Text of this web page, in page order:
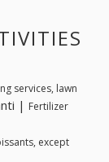
services, lawn
| Fertilizer
except